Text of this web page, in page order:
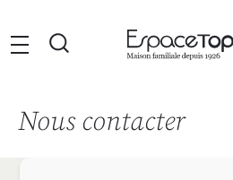
Rechercher
Nous contacter